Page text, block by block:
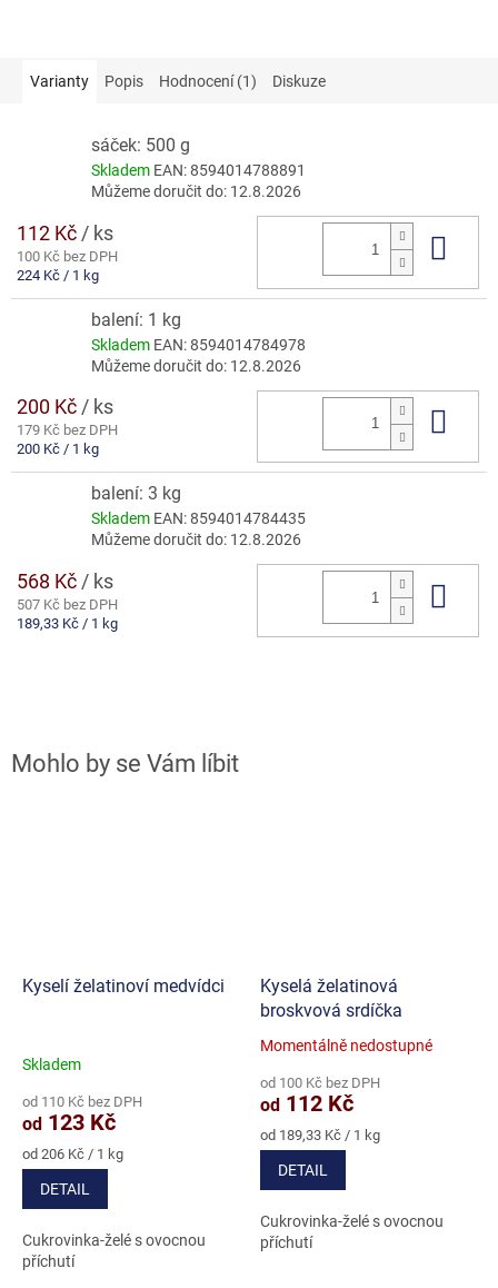
Varianty Popis Hodnocení (1) Diskuze
sáček: 500 g
Skladem EAN:8594014788891
Můžeme doručit do: 12.8.2026
112 Kč / ks
100 Kč bez DPH
Měrná
224 Kč / 1 kg
balení: 1 kg
Skladem EAN:8594014784978
Můžeme doručit do: 12.8.2026
200 Kč/ ks
179 Kč bez DPH
Měrná
200 Kč / 1 kg
balení: 3 kg
Skladem EAN:8594014784435
Můžeme doručit do: 12.8.2026
568 Kč / ks
507 Kč bez DPH
Měrná
189,33 Kč / 1 kg
Kyselí želatinoví medvídci
Skladem
od 110 Kč bez DPH
od 123 Kč
Měrná
cena:
od 206 Kč / 1 kg
DETAIL
Cukrovinka-želé s ovocnou
příchutí
Kyselá želatinová
broskvová srdíčka
Průměrné
produktu
je
5,0
z
hvězdiček.
Momentálně nedostupné
od 100 Kč bez DPH
od 112 Kč
Měrná
cena:
od 189,33 Kč / 1 kg
DETAIL
Cukrovinka-želé s ovocnou
příchutí